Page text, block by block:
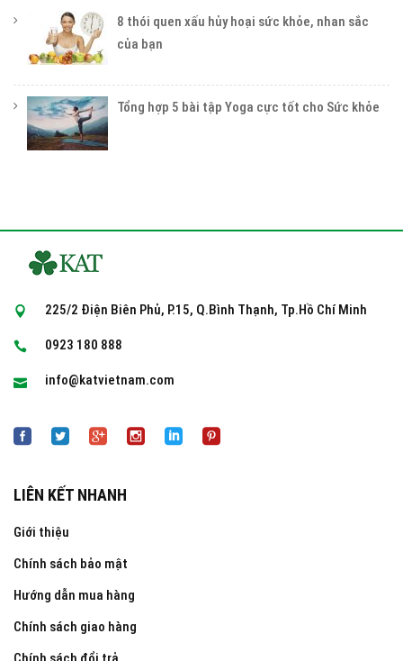
8 thói quen xấu hủy hoại sức khỏe, nhan sắc
của bạn
Tổng hợp 5 bài tập Yoga cực tốt cho Sức khỏe
225/2 Điện Biên Phủ, P.15, Q.Bình Thạnh, Tp.Hồ Chí Minh
0923 180 888
info@katvietnam.com
LIÊN KẾT NHANH
Giới thiệu
Chính sách bảo mật
Hướng dẫn mua hàng
Chính sách giao hàng